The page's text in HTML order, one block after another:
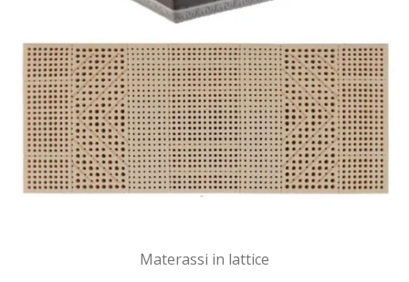
Materassi in lattice